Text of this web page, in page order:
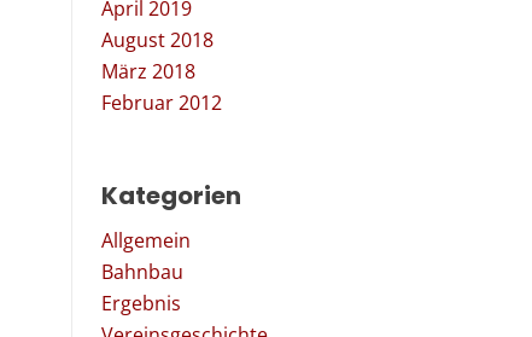
April 2019
August 2018
März 2018
Februar 2012
Kategorien
Allgemein
Bahnbau
Ergebnis